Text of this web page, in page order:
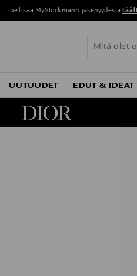
Lue lisää MyStockmann-jäsenyydestä
UUTUUDET EDUT & IDEAT